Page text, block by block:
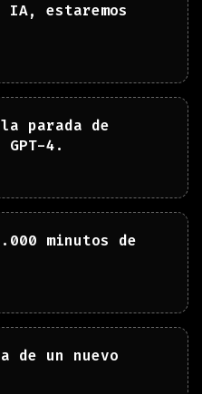
IA, estaremos
parada de
4.
minutos de
de un nuevo